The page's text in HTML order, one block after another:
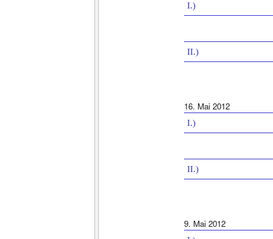
I.)
II.)
16. Mai 2012
I.)
II.)
9. Mai 2012